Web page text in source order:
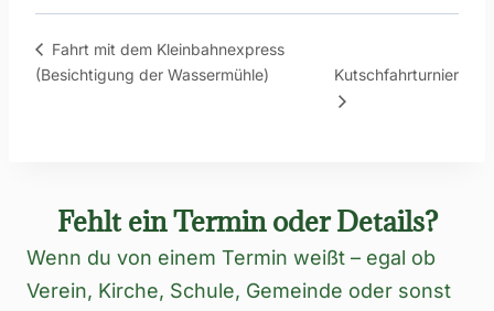
Fahrt mit dem Kleinbahnexpress
(Besichtigung der Wassermühle)
Kutschfahrturnier
Fehlt ein Termin oder Details?
Wenn du von einem Termin weißt – egal ob
Verein, Kirche, Schule, Gemeinde oder sonst